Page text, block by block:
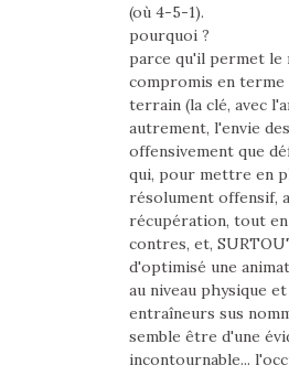
(où 4-5-1).
pourquoi ?
parce qu'il permet le
compromis en terme
terrain (la clé, avec
autrement, l'envie
offensivement que
qui, pour mettre en
résolument offensif,
récupération, tout
contres, et,
d'optimisé une
au niveau physique
entraîneurs sus
semble être d'une
incontournable...